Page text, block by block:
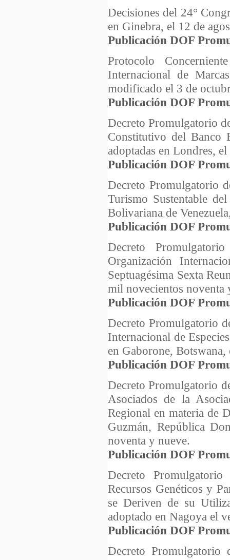
Decisiones del 24°
en Ginebra, el 12 de
Publicación DOF
Protocolo
Internacional de
modificado el 3 de
Publicación DOF
Decreto Promulgatorio
Constitutivo del Banco
adoptadas en Londres,
Publicación DOF
Decreto Promulgatorio
Turismo Sustentable
Bolivariana de
Publicación DOF
Decreto
Organización
Septuagésima Sexta
mil novecientos noventa
Publicación DOF
Decreto Promulgatorio
Internacional de
en Gaborone,
Publicación DOF
Decreto Promulgatorio
Asociados de la
Regional en materia de
Guzmán, República
noventa y nueve.
Publicación DOF
Decreto
Recursos Genéticos y
se Deriven de su
adoptado en Nagoya el
Publicación DOF
Decreto Promulgatorio